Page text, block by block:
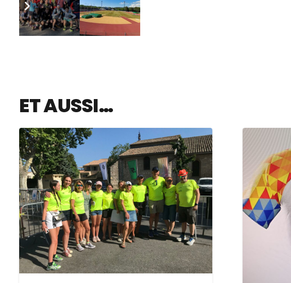
ET AUSSI…